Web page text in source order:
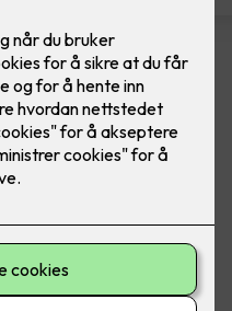
Zaptec Go
med smartladingen Eco
er på sitt billigste i løpet av
deg.